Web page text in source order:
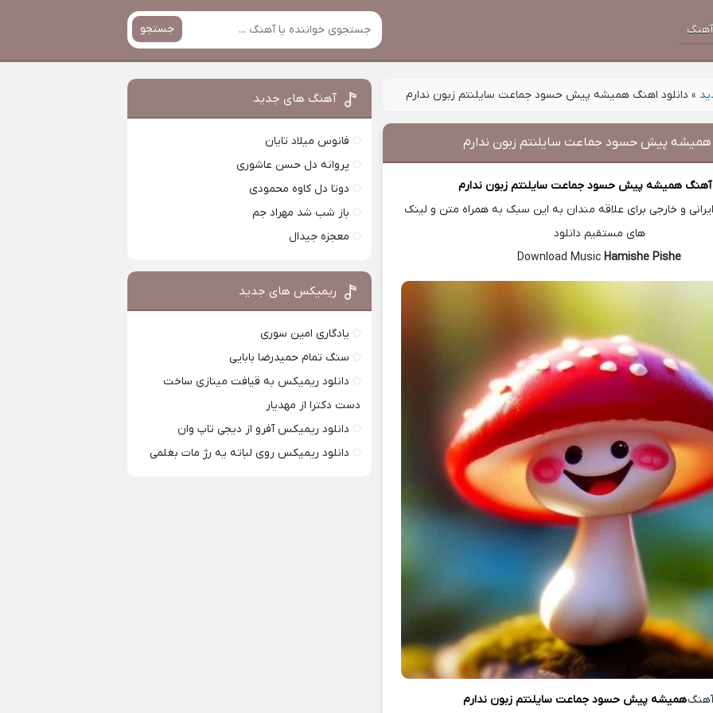
جستجو
» دانلود اهنگ همیشه پیش حسود جماعت سایلنتم زبون ندارم
همیشه پیش حسود جماعت سایلنتم زبون ندارم
آهنگ همیشه پیش حسود جماعت سایلنتم زبون ندارم
و خارجی برای علاقه مندان به این سبک به همراه متن و لینک
های مستقیم دانلود
Hamishe Pishe
همیشه پیش حسود جماعت سایلنتم زبون ندارم
آهنگ های جدید
فانوس میلاد تایان
پروانه دل حسن عاشوری
دوتا دل کاوه محمودی
باز شب شد مهراد جم
معجزه جیدال
ریمیکس های جدید
یادگاری امین سوری
سنگ تمام حمیدرضا بابایی
دانلود ریمیکس به قیافت مینازی ساخت
دست دکترا از مهدیار
دانلود ریمیکس آفرو از ديجی تاپ وان
دانلود ریمیکس روی لباته یه رژ مات بغلمی